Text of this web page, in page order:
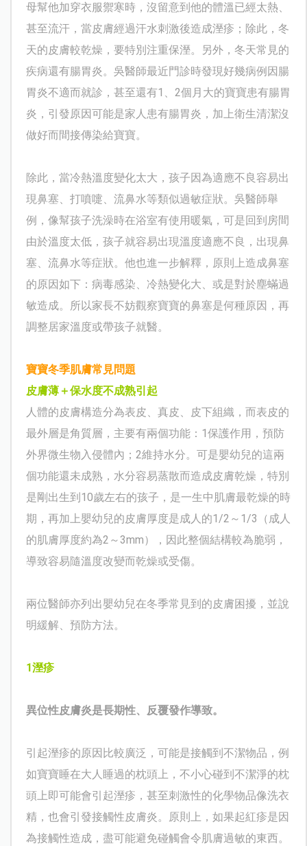
母幫他加穿衣服禦寒時，沒留意到他的體溫已經太熱、
甚至流汗，當皮膚經過汗水刺激後造成溼疹；除此，冬
天的皮膚較乾燥，要特別注重保溼。另外，冬天常見的
疾病還有腸胃炎。吳醫師最近門診時發現好幾病例因腸
胃炎不適而就診，甚至還有1、2個月大的寶寶患有腸胃
炎，引發原因可能是家人患有腸胃炎，加上衛生清潔沒
做好而間接傳染給寶寶。
除此，當冷熱溫度變化太大，孩子因為適應不良容易出
現鼻塞、打噴嚏、流鼻水等類似過敏症狀。吳醫師舉
例，像幫孩子洗澡時在浴室有使用暖氣，可是回到房間
由於溫度太低，孩子就容易出現溫度適應不良，出現鼻
塞、流鼻水等症狀。他也進一步解釋，原則上造成鼻塞
的原因如下：病毒感染、冷熱變化大、或是對於塵蟎過
敏造成。所以家長不妨觀察寶寶的鼻塞是何種原因，再
調整居家溫度或帶孩子就醫。
寶寶冬季肌膚常見問題
皮膚薄＋保水度不成熟引起
人體的皮膚構造分為表皮、真皮、皮下組織，而表皮的
最外層是角質層，主要有兩個功能：1保護作用，預防
外界微生物入侵體內；2維持水分。可是嬰幼兒的這兩
個功能還未成熟，水分容易蒸散而造成皮膚乾燥，特別
是剛出生到10歲左右的孩子，是一生中肌膚最乾燥的時
期，再加上嬰幼兒的皮膚厚度是成人的1/2～1/3（成人
的肌膚厚度約為2～3mm），因此整個結構較為脆弱，
導致容易隨溫度改變而乾燥或受傷。
兩位醫師亦列出嬰幼兒在冬季常見到的皮膚困擾，並說
明緩解、預防方法。
1溼疹
異位性皮膚炎是長期性、反覆發作導致。
引起溼疹的原因比較廣泛，可能是接觸到不潔物品，例
如寶寶睡在大人睡過的枕頭上，不小心碰到不潔淨的枕
頭上即可能會引起溼疹，甚至刺激性的化學物品像洗衣
精，也會引發接觸性皮膚炎。原則上，如果起紅疹是因
為接觸性造成，盡可能避免碰觸會令肌膚過敏的東西。